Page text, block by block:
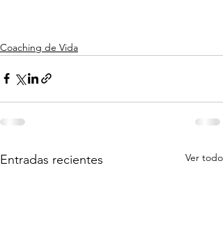
Coaching de Vida
Entradas recientes Ver todo